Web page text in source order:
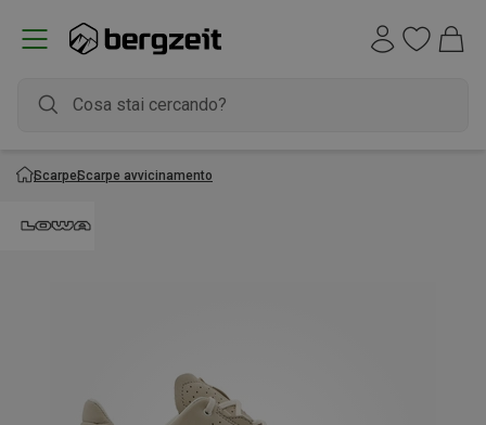
ScarpeScarpe avvicinamento